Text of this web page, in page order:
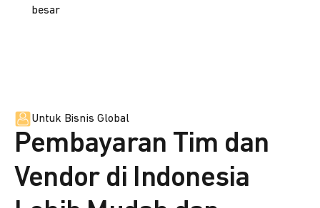
besar
Untuk Bisnis Global
Pembayaran Tim dan
Vendor di Indonesia